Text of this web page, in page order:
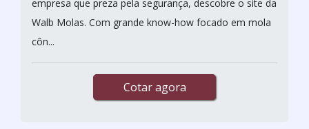
empresa que preza pela segurança, descobre o site da
Walb Molas. Com grande know-how focado em mola
côn...
Cotar agora